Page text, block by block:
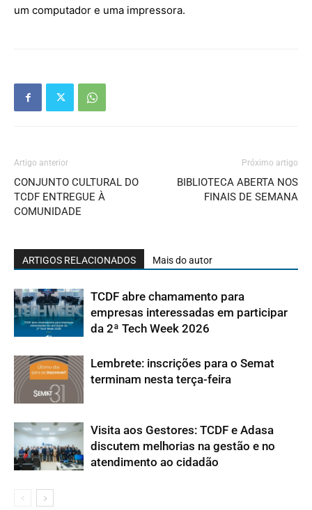
um computador e uma impressora.
Artigo anterior
CONJUNTO CULTURAL DO
TCDF ENTREGUE À
COMUNIDADE
Próximo artigo
BIBLIOTECA ABERTA NOS
FINAIS DE SEMANA
ARTIGOS RELACIONADOS Mais do autor
TCDF abre chamamento para
empresas interessadas em participar
da 2ª Tech Week 2026
Lembrete: inscrições para o Semat
terminam nesta terça-feira
Visita aos Gestores: TCDF e Adasa
discutem melhorias na gestão e no
atendimento ao cidadão